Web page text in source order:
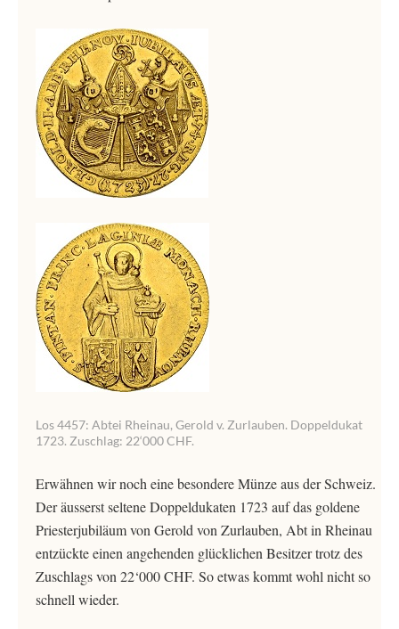
Los 4457: Abtei Rheinau, Gerold v. Zurlauben. Doppeldukat
1723. Zuschlag: 22‘000 CHF.
Erwähnen wir noch eine besondere Münze aus der Schweiz.
Der äusserst seltene Doppeldukaten 1723 auf das goldene
Priesterjubiläum von Gerold von Zurlauben, Abt in Rheinau
entzückte einen angehenden glücklichen Besitzer trotz des
Zuschlags von 22‘000 CHF. So etwas kommt wohl nicht so
schnell wieder.